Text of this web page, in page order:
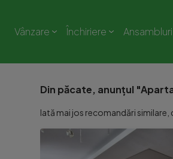
Vânzare Închiriere
Din păcate, anunțul
Iată mai jos recomandări